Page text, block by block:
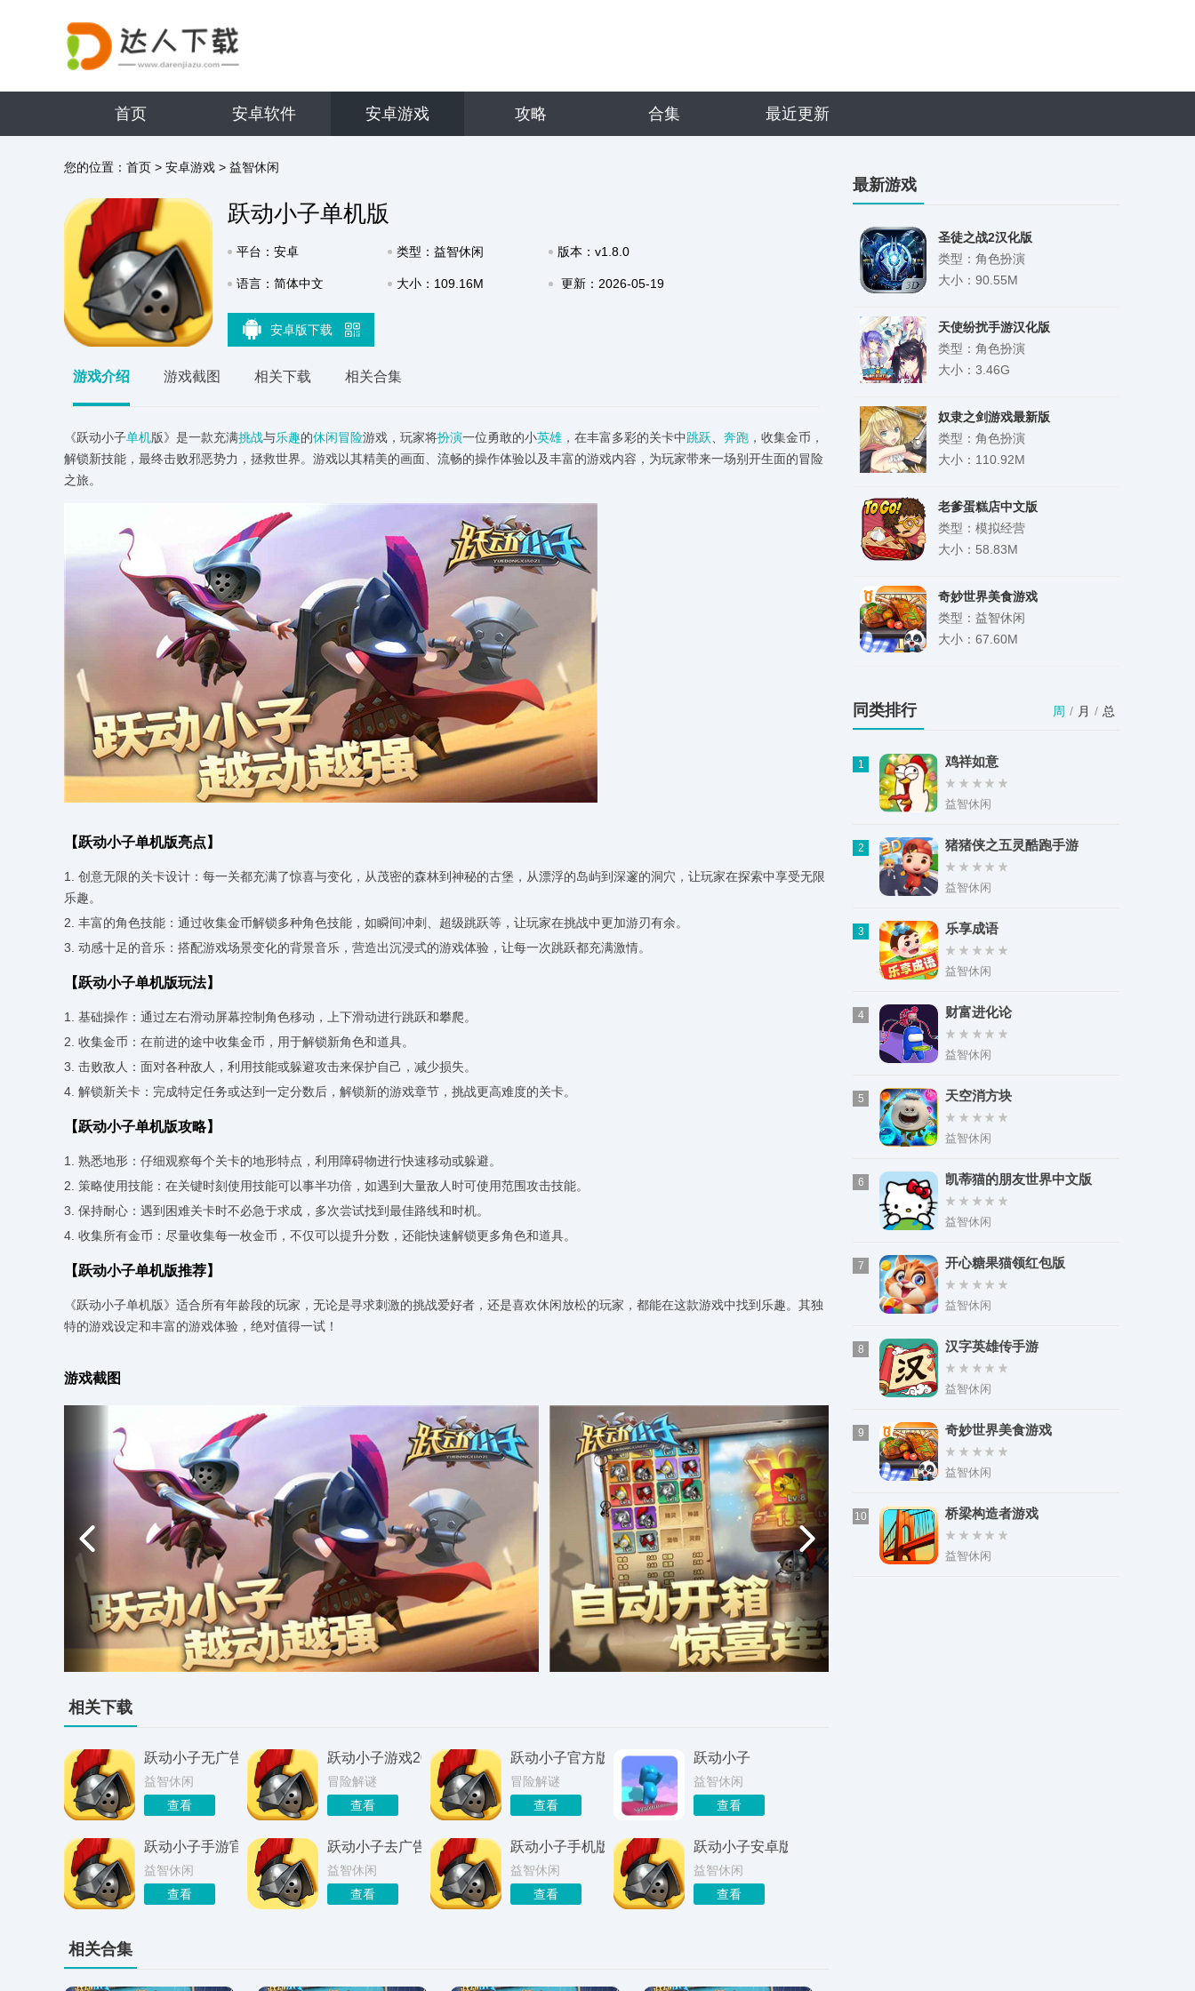
首页 安卓软件 安卓游戏 攻略 合集 最近更新
您的位置： 首页 > 安卓游戏 > 益智休闲
跃动小子单机版
平台：安卓 类型：益智休闲 版本：v1.8.0
语言：简体中文 大小：109.16M 更新：2026-05-19
安卓版下载
游戏介绍 游戏截图 相关下载 相关合集
《跃动小子单机版》是一款充满挑战与乐趣的休闲冒险游戏，玩家将扮演一位勇敢的小英雄 ，在丰富多彩的关卡中跳跃 奔跑 ，收集金币，
解锁新技能，最终击败邪恶势力，拯救世界。游戏以其精美的画面、流畅的操作体验以及丰富的游戏内容，为玩家带来一场别开生面的冒险
之旅。
【跃动小子单机版亮点】
1. 创意无限的关卡设计：每一关都充满了惊喜与变化，从茂密的森林到神秘的古堡，从漂浮的岛屿到深邃的洞穴，让玩家在探索中享受无限
乐趣。
2. 丰富的角色技能：通过收集金币解锁多种角色技能，如瞬间冲刺、超级跳跃等，让玩家在挑战中更加游刃有余。
3. 动感十足的音乐：搭配游戏场景变化的背景音乐，营造出沉浸式的游戏体验，让每一次跳跃都充满激情。
【跃动小子单机版玩法】
1. 基础操作：通过左右滑动屏幕控制角色移动，上下滑动进行跳跃和攀爬。
2. 收集金币：在前进的途中收集金币，用于解锁新角色和道具。
3. 击败敌人：面对各种敌人，利用技能或躲避攻击来保护自己，减少损失。
4. 解锁新关卡：完成特定任务或达到一定分数后，解锁新的游戏章节，挑战更高难度的关卡。
【跃动小子单机版攻略】
1. 熟悉地形：仔细观察每个关卡的地形特点，利用障碍物进行快速移动或躲避。
2. 策略使用技能：在关键时刻使用技能可以事半功倍，如遇到大量敌人时可使用范围攻击技能。
3. 保持耐心：遇到困难关卡时不必急于求成，多次尝试找到最佳路线和时机。
4. 收集所有金币：尽量收集每一枚金币，不仅可以提升分数，还能快速解锁更多角色和道具。
【跃动小子单机版推荐】
《跃动小子单机版》适合所有年龄段的玩家，无论是寻求刺激的挑战爱好者，还是喜欢休闲放松的玩家，都能在这款游戏中找到乐趣。其独
特的游戏设定和丰富的游戏体验，绝对值得一试！
游戏截图
相关下载
跃动小子无广告版
益智休闲
查看
跃动小子游戏2026
冒险解谜
查看
跃动小子官方版
冒险解谜
查看
跃动小子
益智休闲
查看
跃动小子手游官网版
益智休闲
查看
跃动小子去广告版
益智休闲
查看
跃动小子手机版
益智休闲
查看
跃动小子安卓版
益智休闲
查看
相关合集
最新游戏
圣徒之战2汉化版
类型：角色扮演
大小：90.55M
天使纷扰手游汉化版
类型：角色扮演
大小：3.46G
奴隶之剑游戏最新版
类型：角色扮演
大小：110.92M
老爹蛋糕店中文版
类型：模拟经营
大小：58.83M
奇妙世界美食游戏
类型：益智休闲
大小：67.60M
小米耳机旧版本
类型：实用工具
周 / 月 / 总
同类排行
1 鸡祥如意
益智休闲
2 猪猪侠之五灵酷跑手游
益智休闲
3 乐享成语
益智休闲
4 财富进化论
益智休闲
5 天空消方块
益智休闲
6 凯蒂猫的朋友世界中文版
益智休闲
7 开心糖果猫领红包版
益智休闲
8 汉字英雄传手游
益智休闲
9 奇妙世界美食游戏
益智休闲
10 桥梁构造者游戏
益智休闲